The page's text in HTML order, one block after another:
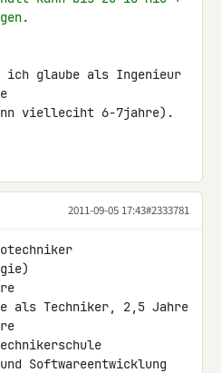
glaube als Ingenieur
vielleciht 6-7jahre).
2011-09-05 17:43#2333781
als Techniker, 2,5 Jahre
Softwareentwicklung